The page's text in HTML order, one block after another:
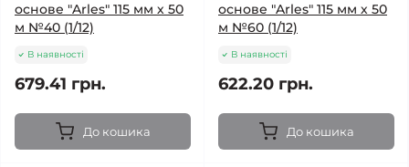
основе "Arles" 115 мм х 50
м №40 (1/12)
В наявності
679.41 грн.
До кошика
основе "Arles" 115 мм х 50
м №60 (1/12)
В наявності
622.20 грн.
До кошика